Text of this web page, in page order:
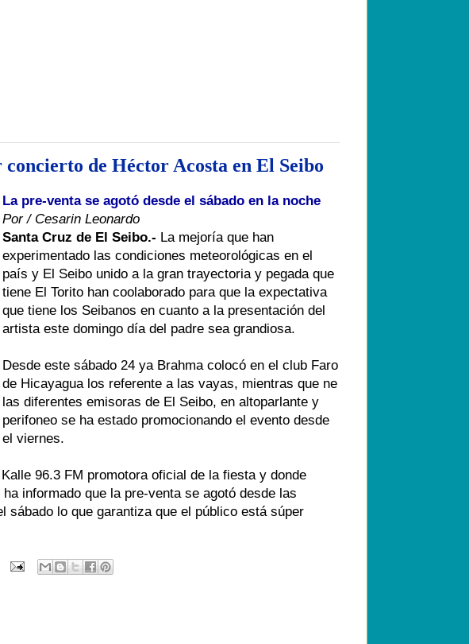
de Héctor Acosta en El Seibo
La pre-venta se agotó desde el sábado en la noche
Por / Cesarin Leonardo
Santa Cruz de El Seibo.- La mejoría que han
experimentado las condiciones meteorológicas en el
país y El Seibo unido a la gran trayectoria y pegada que
tiene El Torito han coolaborado para que la expectativa
que tiene los Seibanos en cuanto a la presentación del
artista este domingo día del padre sea grandiosa.
Desde este sábado 24 ya Brahma colocó en el club Faro
de Hicayagua los referente a las vayas, mientras que ne
las diferentes emisoras de El Seibo, en altoparlante y
perifoneo se ha estado promocionando el evento desde
el viernes.
96.3 FM promotora oficial de la fiesta y donde
informado que la pre-venta se agotó desde las
sábado lo que garantiza que el público está súper